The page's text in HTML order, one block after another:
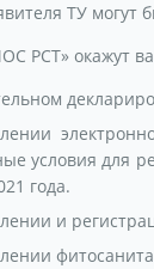
ТУ могут
РСТ» окажут
условия для
года.
и